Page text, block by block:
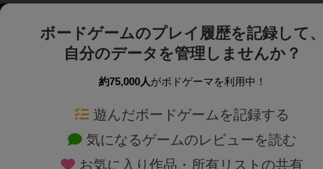
ボードゲームのプレイ履歴を記録して、
自分のデータを管理しませんか？
約75,000人がボドゲーマを利用中！
遊んだボードゲームを記録する
気になるゲームのレビューを読む
お気に入り作品・所有リストの共有
ボードゲームを検索する 新作・再入荷情報